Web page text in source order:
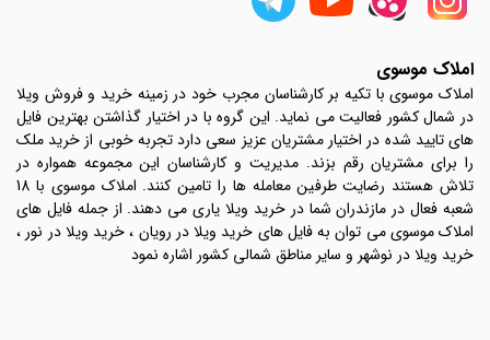
املاک موسوی
املاک موسوی با تکیه بر کارشناسان مجرب خود در زمینه خرید و فروش ویلا
در شمال کشور فعالیت می نماید. این گروه با در اختیار گذاشتن بهترین فایل
های تایید شده در اختیار مشتریان عزیز سعی دارد تجربه خوبی از خرید ملک
را برای مشتریان رقم بزند. مدیریت و کارشناسان این مجموعه همواره در
تلاش هستند رضایت طرفین معامله ها را تامین کنند. املاک موسوی با 18
شعبه فعال در مازندران شما در خرید ویلا یاری می دهند. از جمله فایل های
املاک موسوی می توان به فایل های خرید ویلا در رویان ، خرید ویلا در نور ،
خرید ویلا در نوشهر و سایر مناطق شمالی کشور اشاره نمود